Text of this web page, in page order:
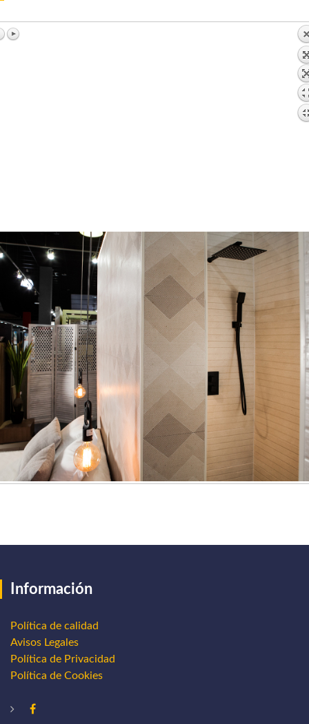
Información
Política de calidad
Avisos Legales
Política de Privacidad
Política de Cookies